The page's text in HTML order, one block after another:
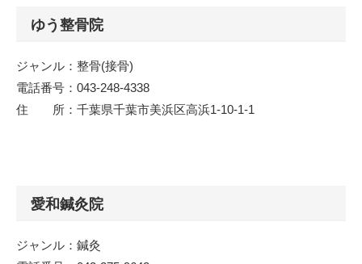
ゆう整骨院
ジャンル：整骨(接骨)
電話番号：043-248-4338
住 所：千葉県千葉市美浜区高浜1-10-1-1
愛和鍼灸院
ジャンル：鍼灸